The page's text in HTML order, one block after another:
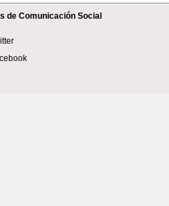
de Comunicación Social